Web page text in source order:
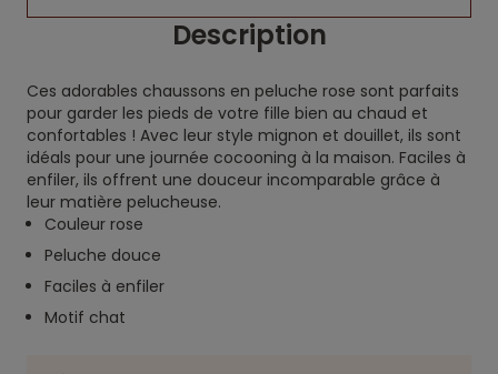
Description
Ces adorables chaussons en peluche rose sont parfaits
pour garder les pieds de votre fille bien au chaud et
confortables ! Avec leur style mignon et douillet, ils sont
idéals pour une journée cocooning à la maison. Faciles à
enfiler, ils offrent une douceur incomparable grâce à
leur matière pelucheuse.
Couleur rose
Peluche douce
Faciles à enfiler
Motif chat